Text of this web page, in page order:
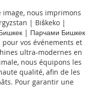
nous imprimons
| Biŝkeko |
| Парчами Бишкек
pour vos événements et
ultra-modernes en
nous équipons les
qualité, afin de les
Pour garantir une